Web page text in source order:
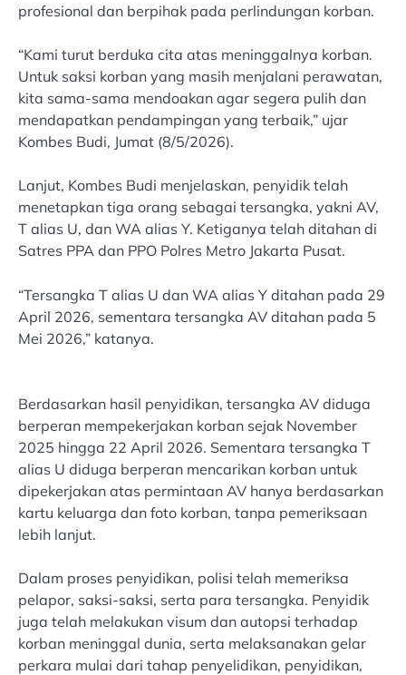
profesional dan berpihak pada perlindungan korban.
“Kami turut berduka cita atas meninggalnya korban.
Untuk saksi korban yang masih menjalani perawatan,
kita sama-sama mendoakan agar segera pulih dan
mendapatkan pendampingan yang terbaik,” ujar
Kombes Budi, Jumat (8/5/2026).
Lanjut, Kombes Budi menjelaskan, penyidik telah
menetapkan tiga orang sebagai tersangka, yakni AV,
T alias U, dan WA alias Y. Ketiganya telah ditahan di
Satres PPA dan PPO Polres Metro Jakarta Pusat.
“Tersangka T alias U dan WA alias Y ditahan pada 29
April 2026, sementara tersangka AV ditahan pada 5
Mei 2026,” katanya.
Berdasarkan hasil penyidikan, tersangka AV diduga
berperan mempekerjakan korban sejak November
2025 hingga 22 April 2026. Sementara tersangka T
alias U diduga berperan mencarikan korban untuk
dipekerjakan atas permintaan AV hanya berdasarkan
kartu keluarga dan foto korban, tanpa pemeriksaan
lebih lanjut.
Dalam proses penyidikan, polisi telah memeriksa
pelapor, saksi-saksi, serta para tersangka. Penyidik
juga telah melakukan visum dan autopsi terhadap
korban meninggal dunia, serta melaksanakan gelar
perkara mulai dari tahap penyelidikan, penyidikan,